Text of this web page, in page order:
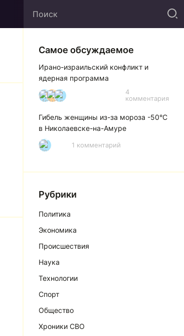
Самое обсуждаемое
Ирано-израильский конфликт и
ядерная программа
И А А
4
комментария
Гибель женщины из-за мороза -50°C
в Николаевске-на-Амуре
Р 1 комментарий
Рубрики
Политика
Экономика
Происшествия
Наука
Технологии
Спорт
Общество
Хроники СВО